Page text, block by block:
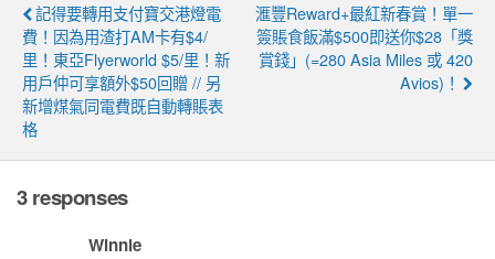
記得要轉用支付寶交港燈電
費！因為用渣打AM卡有$4/
里！東亞Flyerworld $5/里！新
用戶仲可享額外$50回贈 // 另
新增煤氣同電費既自動轉賬表
格
滙豐Reward+最紅新春賞！單一
簽賬食飯滿$500即送你$28「獎
賞錢」(=280 Asia Miles 或 420
Avios)！
3 responses
Winnie